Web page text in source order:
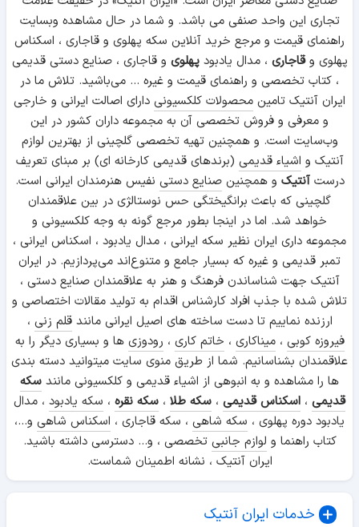
تجاری این واحد صنفی می باشد. و شما در حال مشاهده وبسایت
راهنمای قیمت و مرجع خرید آنلاین سکه پهلوی و قاجاری ، اسکناس
پهلوی وقاجاری ، مدال یادبودپهلوی و قاجاری ، صنایع دستی قدیمی
، کتاب تخصصی و راهنمای قیمت و غیره ... می‌باشید. تلاش ما در
ایران آنتیک تامین محصولات کلکسیونی دارای اصالت ایرانی و خارجی
و معرفی و فروش تخصصی آن به مجموعه داران کشور در این
وب‌سایت است. و همچنین تهیه تخصصی گلچینی از بهترین لوازم
آنتیک و اشیاء قدیمی (برندهای قدیمی کارخانه ای) بر مبنای تعریف
درستآنتیک و همچنینصنایع دستی نفیس هنرمندان ایرانی است.
گلچینی که باعث برانگیختگی حس نوستالژی در بین علاقمندان
خواهد شد. اما در اینجا بطور مرجع گونه به وجه کلکسیونی و
مجموعه داری ایران نظیر سکه ایرانی ، مدال یادبود ، اسکناس ایرانی ،
تمبر قدیمی و غیره که بسیار جامع و متنوع‌اند می‌پردازیم. در ایران
آنتیک جهت شناساندن فرهنگ و هنر به علاقمندان صنایع دستی ،
تلاش شده با جذب افراد کارشناس اقدام به تولید مقالات اختصاصی و
ارزنده نماییم تا دست ساخته های اصیل ایرانی مانندقلم زنی ،
فیروزه کوبی ،میناکاری ، خاتم کاری ، رودوزی ها و بسیاری دیگر را به
علاقمندان بشناسانیم. شما از طریق منوی سایت میتوانید دسته بندی
ها را مشاهده و به انبوهی از اشیاء قدیمی و کلکسیونی مانند سکه
قدیمی ، اسکناس قدیمی ، سکه طلا ، سکه نقره ، سکه یادبود ، مدال
یادبود دوره پهلوی ، سکه شاهی ، سکه قاجاری ، اسکناس شاهی و...،
کتاب راهنما و لوازم جانبی تخصصی ، و... دسترسی داشته باشید.
ایران آنتیک ، نشانه اطمینان شماست.
خدمات ایران آنتیک